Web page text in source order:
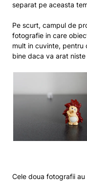
separat pe aceasta
Pe scurt, campul de
fotografie in care
mult in cuvinte, pentru
bine daca va arat
Cele doua fotografii